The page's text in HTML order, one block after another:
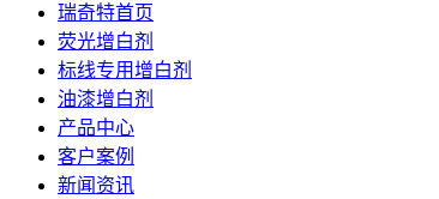
瑞奇特首页
荧光增白剂
标线专用增白剂
油漆增白剂
产品中心
客户案例
新闻资讯